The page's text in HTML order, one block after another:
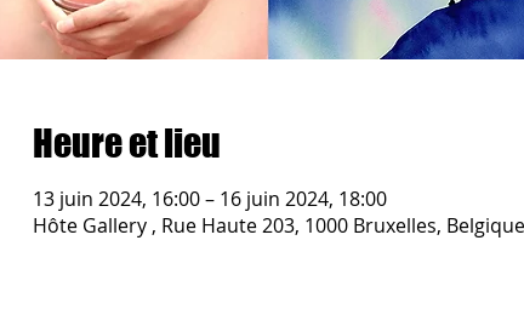
Heure et lieu
13 juin 2024, 16:00 – 16 juin 2024, 18:00
Hôte Gallery , Rue Haute 203, 1000 Bruxelles, Belgique